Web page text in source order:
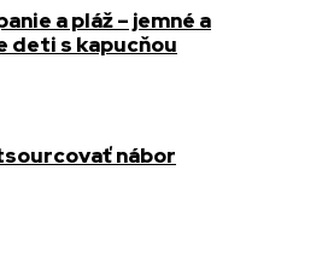
a pláž – jemné a
deti s kapucňou
nábor